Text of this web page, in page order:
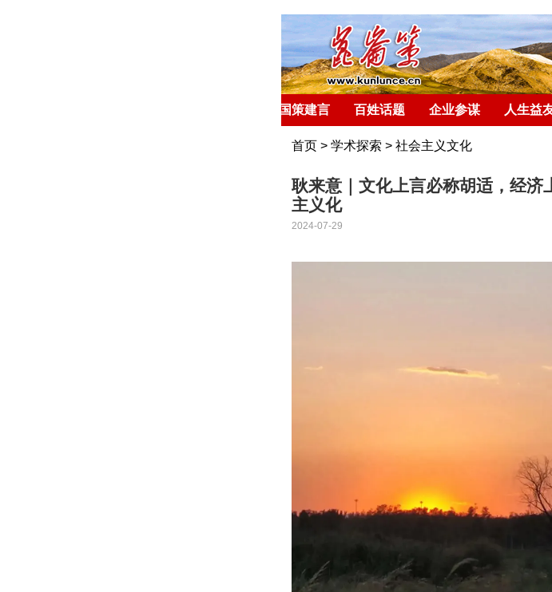
国策建言 百姓话题 企业参谋 人生益
首页> 学术探索 > 社会主义文化
耿来意｜文化上言必称胡适，经济
主义化
2024-07-29